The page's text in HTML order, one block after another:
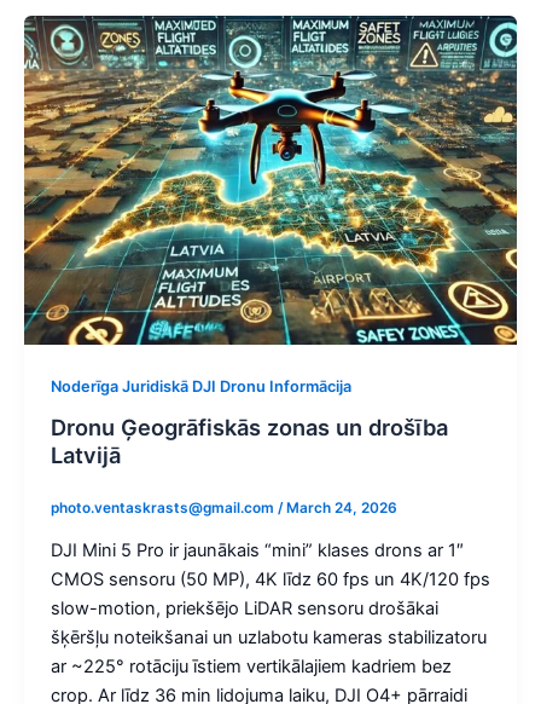
Noderīga Juridiskā DJI Dronu Informācija
Dronu Ģeogrāfiskās zonas un drošība
Latvijā
photo.ventaskrasts@gmail.com / March 24, 2026
DJI Mini 5 Pro ir jaunākais “mini” klases drons ar 1″
CMOS sensoru (50 MP), 4K līdz 60 fps un 4K/120 fps
slow-motion, priekšējo LiDAR sensoru drošākai
šķēršļu noteikšanai un uzlabotu kameras stabilizatoru
ar ~225° rotāciju īstiem vertikālajiem kadriem bez
crop. Ar līdz 36 min lidojuma laiku, DJI O4+ pārraidi